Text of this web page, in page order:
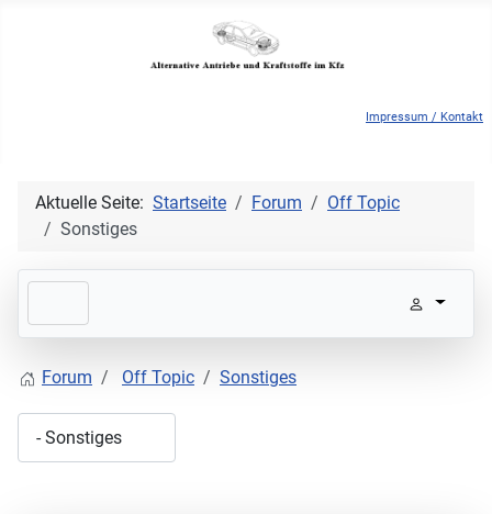
Impressum / Kontakt
Aktuelle Seite: Startseite Forum
Off Topic
Sonstiges
Forum Off Topic Sonstiges